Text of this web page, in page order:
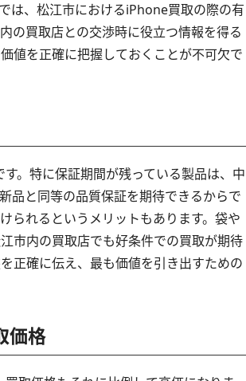
は、松江市におけるiPhone買取の際の有
の買取店との交渉時に役立つ情報を得る
値を正確に把握しておくことが不可欠で
。特に保証期間が残っている製品は、中
品と同等の品質保証を期待できるからで
られるというメリットもあります。袋や
市内の買取店でも好条件での買取が期待
正確に伝え、最も価値を引き出すための
価格